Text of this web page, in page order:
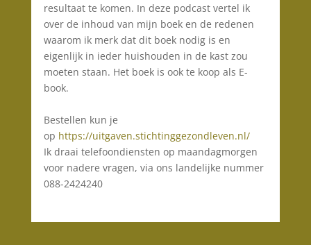
resultaat te komen. In deze podcast vertel ik
over de inhoud van mijn boek en de redenen
waarom ik merk dat dit boek nodig is en
eigenlijk in ieder huishouden in de kast zou
moeten staan. Het boek is ook te koop als E-
book.
Bestellen kun je
op https://uitgaven.stichtinggezondleven.nl/
Ik draai telefoondiensten op maandagmorgen
voor nadere vragen, via ons landelijke nummer
088-2424240